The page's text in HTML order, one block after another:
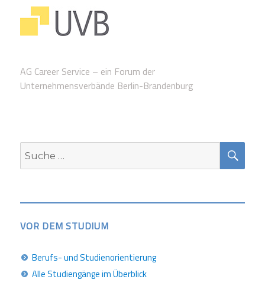
AG Career Service – ein Forum der
Unternehmensverbände Berlin-Brandenburg
Suche
nach:
VOR DEM STUDIUM
Berufs- und Studienorientierung
Alle Studiengänge im Überblick